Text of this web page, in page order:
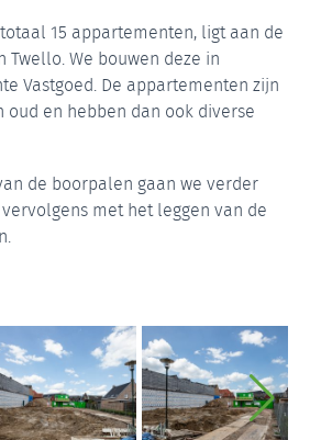
15 appartementen, ligt aan de
Twello. We bouwen deze in
Vastgoed. De appartementen zijn
oud en hebben dan ook diverse
de boorpalen gaan we verder
met het leggen van de